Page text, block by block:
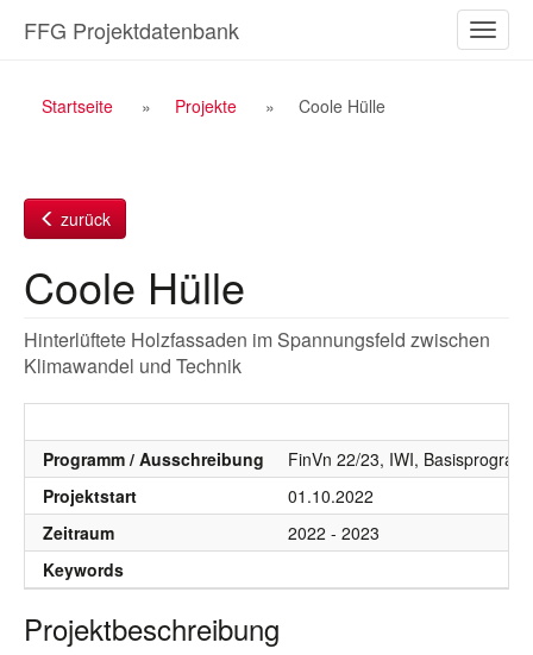
Inhalt
ein-/
FFG Projektdatenbank
Breadcrumb
Startseite Projekte Coole Hülle
zurück
Coole Hülle
Hinterlüftete Holzfassaden im Spannungsfeld zwischen
Klimawandel und Technik
Programm / Ausschreibung
FinVn 22/23, IWI,
Projektstart
01.10.2022
Zeitraum
2022 - 2023
Keywords
Projektbeschreibung